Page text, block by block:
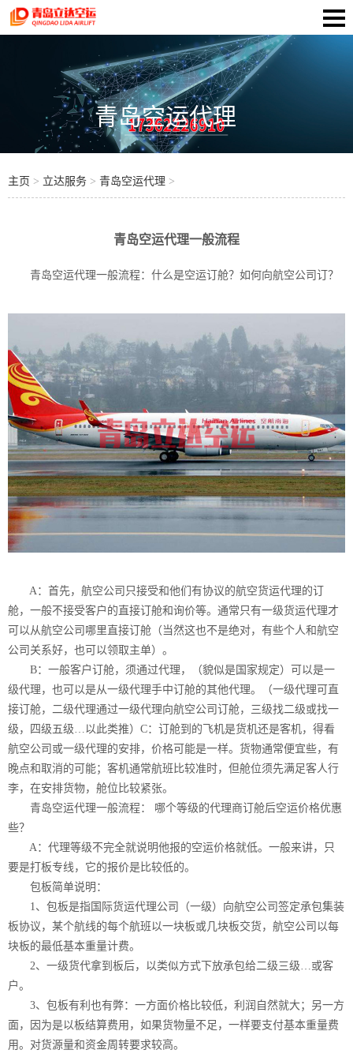
青岛空运代理
主页 > 立达服务 > 青岛空运代理 >
青岛空运代理一般流程
青岛空运代理一般流程：什么是空运订舱？如何向航空公司订？
A：首先，航空公司只接受和他们有协议的航空货运代理的订
舱，一般不接受客户的直接订舱和询价等。通常只有一级货运代理才
可以从航空公司哪里直接订舱（当然这也不是绝对，有些个人和航空
公司关系好，也可以领取主单）。
B：一般客户订舱，须通过代理，（貌似是国家规定）可以是一
级代理，也可以是从一级代理手中订舱的其他代理。（一级代理可直
接订舱，二级代理通过一级代理向航空公司订舱，三级找二级或找一
级，四级五级…以此类推）C：订舱到的飞机是货机还是客机，得看
航空公司或一级代理的安排，价格可能是一样。货物通常便宜些，有
晚点和取消的可能；客机通常航班比较准时，但舱位须先满足客人行
李，在安排货物，舱位比较紧张。
青岛空运代理一般流程： 哪个等级的代理商订舱后空运价格优惠
些？
A：代理等级不完全就说明他报的空运价格就低。一般来讲，只
要是打板专线，它的报价是比较低的。
包板简单说明：
1、包板是指国际货运代理公司（一级）向航空公司签定承包集装
板协议，某个航线的每个航班以一块板或几块板交货，航空公司以每
块板的最低基本重量计费。
2、一级货代拿到板后，以类似方式下放承包给二级三级…或客
户。
3、包板有利也有弊：一方面价格比较低，利润自然就大；另一方
面，因为是以板结算费用，如果货物量不足，一样要支付基本重量费
用。对货源量和资金周转要求较高。